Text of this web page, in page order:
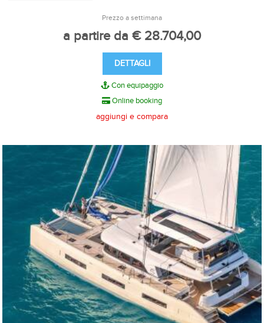
Prezzo a settimana
a partire da € 28.704,00
DETTAGLI
Con equipaggio
Online booking
aggiungi e compara